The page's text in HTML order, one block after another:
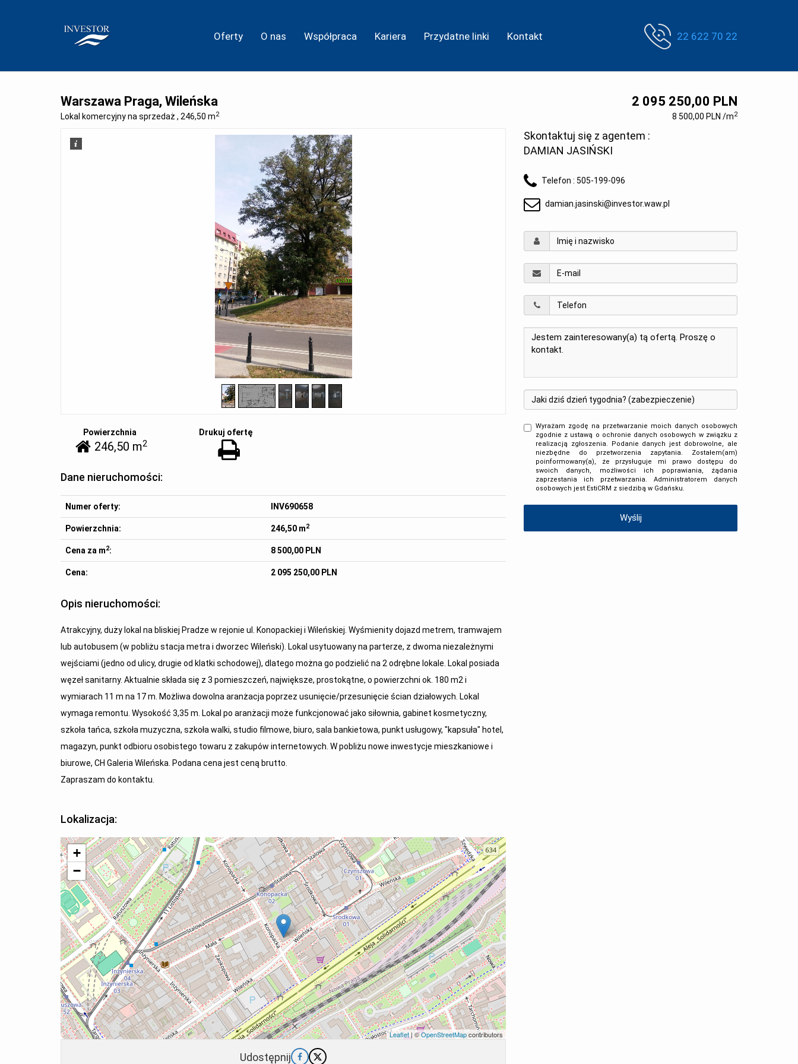
Oferty O nas Współpraca Kariera Przydatne linki Kontakt 22 622 70 22
Warszawa Praga, Wileńska 2 095 250,00 PLN
Lokal komercyjny na sprzedaż , 246,50 m2 8 500,00 PLN /m2
Powierzchnia
246,50 m2
Drukuj ofertę
Dane nieruchomości:
Numer oferty: INV690658
Powierzchnia: 246,50 m2
Cena za m2: 8 500,00 PLN
Cena: 2 095 250,00 PLN
Opis nieruchomości:
Atrakcyjny, duży lokal na bliskiej Pradze w rejonie ul. Konopackiej i Wileńskiej. Wyśmienity dojazd metrem, tramwajem
lub autobusem (w pobliżu stacja metra i dworzec Wileński). Lokal usytuowany na parterze, z dwoma niezależnymi
wejściami (jedno od ulicy, drugie od klatki schodowej), dlatego można go podzielić na 2 odrębne lokale. Lokal posiada
węzeł sanitarny. Aktualnie składa się z 3 pomieszczeń, największe, prostokątne, o powierzchni ok. 180 m2 i
wymiarach 11 m na 17 m. Możliwa dowolna aranżacja poprzez usunięcie/przesunięcie ścian działowych. Lokal
wymaga remontu. Wysokość 3,35 m. Lokal po aranżacji może funkcjonować jako siłownia, gabinet kosmetyczny,
szkoła tańca, szkoła muzyczna, szkoła walki, studio filmowe, biuro, sala bankietowa, punkt usługowy, "kapsuła" hotel,
magazyn, punkt odbioru osobistego towaru z zakupów internetowych. W pobliżu nowe inwestycje mieszkaniowe i
biurowe, CH Galeria Wileńska. Podana cena jest ceną brutto.
Zapraszam do kontaktu.
Skontaktuj się z agentem :
DAMIAN JASIŃSKI
Telefon : 505-199-096
damian.jasinski@investor.waw.pl
Wyrażam zgodę na przetwarzanie moich danych osobowych
zgodnie z ustawą o ochronie danych osobowych w związku z
realizacją zgłoszenia. Podanie danych jest dobrowolne, ale
niezbędne do przetworzenia zapytania. Zostałem(am)
poinformowany(a), że przysługuje mi prawo dostępu do
swoich danych, możliwości ich poprawiania, żądania
zaprzestania ich przetwarzania. Administratorem danych
osobowych jest EstiCRM z siedzibą w Gdańsku.
Lokalizacja:
+
−
Leaflet| ©OpenStreetMapcontributors
Udostępnij